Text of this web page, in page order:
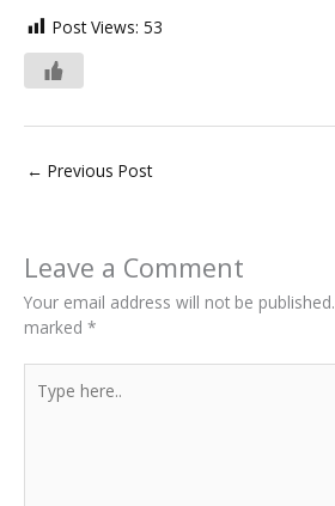
Post Views: 53
← Previous Post
Leave a Comment
Your email address will not be published.
marked *
here..